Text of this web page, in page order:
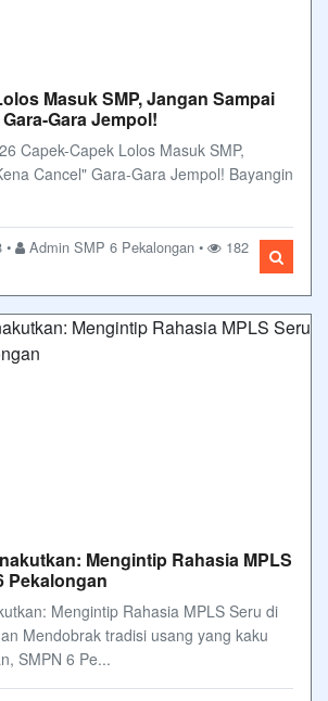
Masuk SMP, Jangan Sampai
Gara Jempol!
Capek-Capek Lolos Masuk SMP,
Cancel" Gara-Gara Jempol! Bayangin
• Admin SMP 6 Pekalongan •
182
Mengintip Rahasia MPLS
Pekalongan
Mengintip Rahasia MPLS Seru di
Mendobrak tradisi usang yang kaku
SMPN 6 Pe...